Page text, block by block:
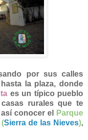
por sus calles
la plaza, donde
es un típico pueblo
rurales que te
conocer el
Parque
Sierra de las Nieves),